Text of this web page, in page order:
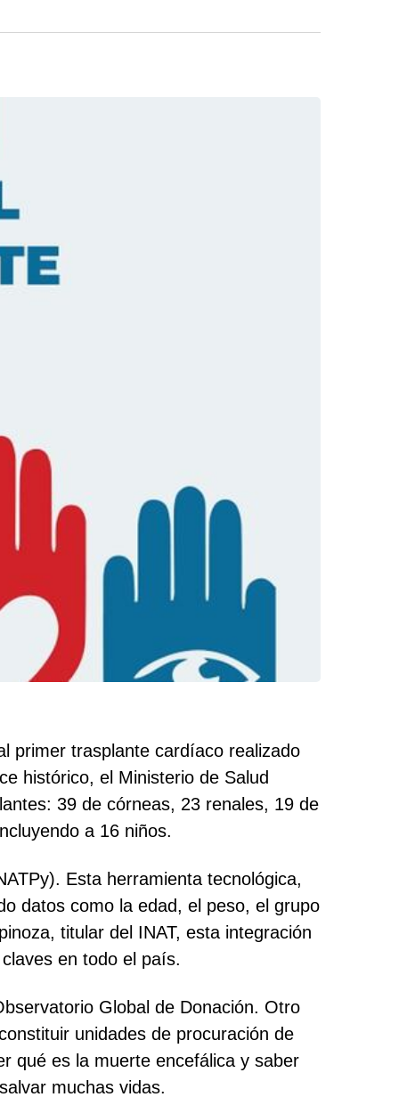
primer trasplante cardíaco realizado
histórico, el Ministerio de Salud
39 de córneas, 23 renales, 19 de
a 16 niños.
Esta herramienta tecnológica,
datos como la edad, el peso, el grupo
titular del INAT, esta integración
en todo el país.
Global de Donación. Otro
unidades de procuración de
qué es la muerte encefálica y saber
muchas vidas.